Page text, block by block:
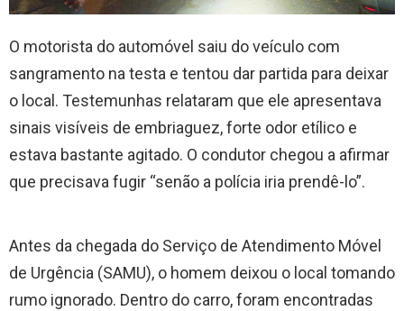
O motorista do automóvel saiu do veículo com
sangramento na testa e tentou dar partida para deixar
o local. Testemunhas relataram que ele apresentava
sinais visíveis de embriaguez, forte odor etílico e
estava bastante agitado. O condutor chegou a afirmar
que precisava fugir “senão a polícia iria prendê-lo”.
Antes da chegada do Serviço de Atendimento Móvel
de Urgência (SAMU), o homem deixou o local tomando
rumo ignorado. Dentro do carro, foram encontradas